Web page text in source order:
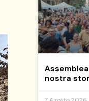
nostra